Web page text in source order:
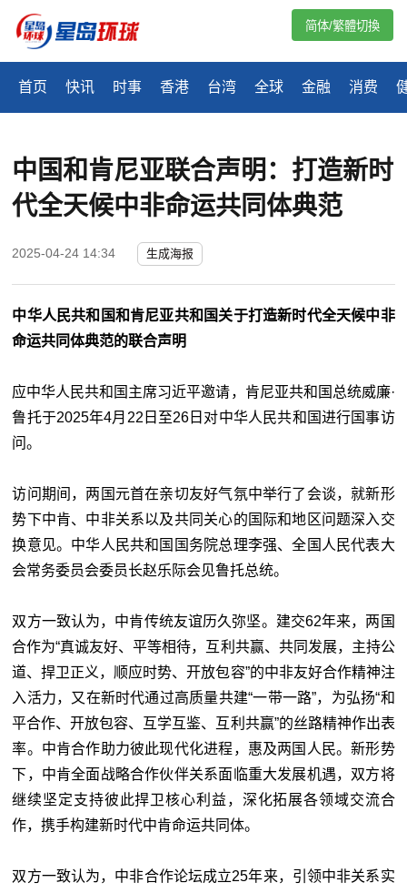
首页 快讯 时事 香港 台湾 全球 金融 消费
简体/繁體切換
中国和肯尼亚联合声明：打造新时
代全天候中非命运共同体典范
2025-04-24 14:34 生成海报
中华人民共和国和肯尼亚共和国关于打造新时代全天候中非
命运共同体典范的联合声明
应中华人民共和国主席习近平邀请，肯尼亚共和国总统威廉·
鲁托于2025年4月22日至26日对中华人民共和国进行国事访
问。
访问期间，两国元首在亲切友好气氛中举行了会谈，就新形
势下中肯、中非关系以及共同关心的国际和地区问题深入交
换意见。中华人民共和国国务院总理李强、全国人民代表大
会常务委员会委员长赵乐际会见鲁托总统。
双方一致认为，中肯传统友谊历久弥坚。建交62年来，两国
合作为“真诚友好、平等相待，互利共赢、共同发展，主持公
道、捍卫正义，顺应时势、开放包容”的中非友好合作精神注
入活力，又在新时代通过高质量共建“一带一路”，为弘扬“和
平合作、开放包容、互学互鉴、互利共赢”的丝路精神作出表
率。中肯合作助力彼此现代化进程，惠及两国人民。新形势
下，中肯全面战略合作伙伴关系面临重大发展机遇，双方将
继续坚定支持彼此捍卫核心利益，深化拓展各领域交流合
作，携手构建新时代中肯命运共同体。
双方一致认为，中非合作论坛成立25年来，引领中非关系实